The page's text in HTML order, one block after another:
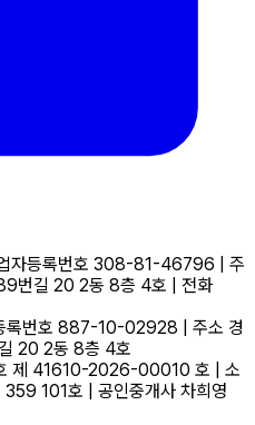
자등록번호 308-81-46796
주
번길 20 2동 8층 4호
전화
록번호 887-10-02928 주소 경
20 2동 8층 4호
제 41610-2026-00010 호
소
359 101호 공인중개사 차희영